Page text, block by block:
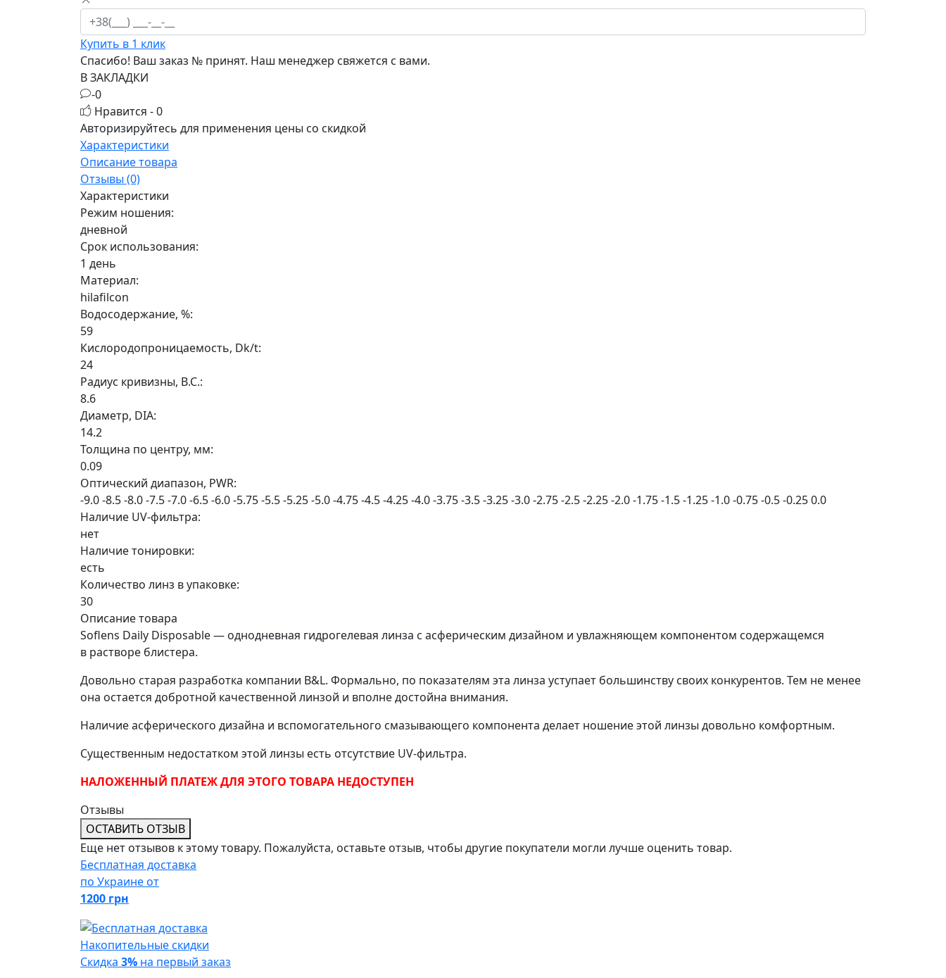
Купить в 1 клик
Спасибо! Ваш заказ № принят. Наш менеджер свяжется с вами.
В ЗАКЛАДКИ
-0
Нравится - 0
Авторизируйтесь для применения цены со скидкой
Характеристики
Описание товара
Отзывы (0)
Характеристики
Режим ношения:
дневной
Срок использования:
1 день
Материал:
hilafilcon
Водосодержание, %:
59
Кислородопроницаемость, Dk/t:
24
Радиус кривизны, B.C.:
8.6
Диаметр, DIA:
14.2
Толщина по центру, мм:
0.09
Оптический диапазон, PWR:
-9.0-8.5-8.0-7.5-7.0-6.5-6.0-5.75-5.5-5.25-5.0-4.75-4.5-4.25-4.0-3.75-3.5-3.25-3.0-2.75-2.5-2.25-2.0-1.75-1.5-1.25-1.0-0.75-0.5-0.250.0
Наличие UV-фильтра:
нет
Наличие тонировки:
есть
Количество линз в упаковке:
30
Описание товара
Soflens Daily Disposable — однодневная гидрогелевая линза с асферическим дизайном и увлажняющем компонентом содержащемся
в растворе блистера.
Довольно старая разработка компании B&L. Формально, по показателям эта линза уступает большинству своих конкурентов. Тем не менее
она остается добротной качественной линзой и вполне достойна внимания.
Наличие асферического дизайна и вспомогательного смазывающего компонента делает ношение этой линзы довольно комфортным.
Существенным недостатком этой линзы есть отсутствие UV-фильтра.
НАЛОЖЕННЫЙ ПЛАТЕЖ ДЛЯ ЭТОГО ТОВАРА НЕДОСТУПЕН
Отзывы
ОСТАВИТЬ ОТЗЫВ
Еще нет отзывов к этому товару. Пожалуйста, оставьте отзыв, чтобы другие покупатели могли лучше оценить товар.
Бесплатная доставка
по Украине от
1200 грн
Накопительные скидки
Скидка 3% на первый заказ